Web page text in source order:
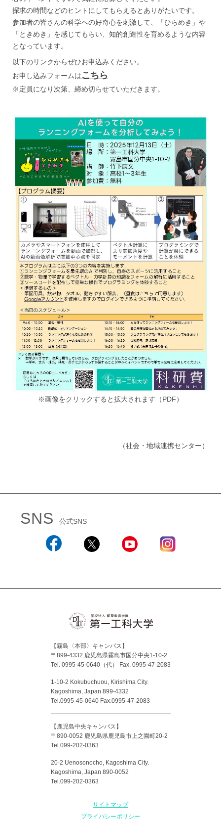
探求の時間などのヒントにしてもらえるとありがたいです。
参加者の皆さんの科学への好奇心を刺激して、「ひらめき」や
「ときめき」を感じてもらい、知的創造性を育めるような内容
となっています。
以下のリンクからぜひお申込みください。
お申し込みフォームはこちら
※定員になり次第、締め切らせていただきます。
※画像をクリックすると拡大されます（PDF）
（社会・地域連携センター）
SNS 公式SNS
【霧島〈本部〉キャンパス】
〒899-4332 鹿児島県霧島市国分中央1-10-2
Tel. 0995-45-0640（代）
Fax. 0995-47-2083
1-10-2 Kokubuchuou, Kirishima City.
Kagoshima, Japan 899-4332
Tel.0995-45-0640 Fax.0995-47-2083
【鹿児島中央キャンパス】
〒890-0052 鹿児島県鹿児島市上之園町20-2
Tel.099-202-0363
20-2 Uenosonocho, Kagoshima City.
Kagoshima, Japan 890-0052
Tel.099-202-0363
サイトマップ
プライバシーポリシー